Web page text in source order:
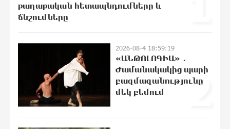
«Ինտեր»-ը հաղթեց «Յուվենտուս»-ին
Քրեական վարույթի շրջանակում
անձի անձնական և ընտանեկան
քաղաքական հետապնդումները և
ճնշումները
2
2026-08-4 18:59:19
«ԱՆԹՈԼՈԳԻԱ» ․
Ժամանակակից պարի
բազմազանությունը
մեկ բեմում